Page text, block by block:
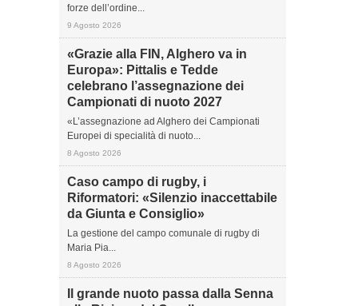
forze dell’ordine...
9 Agosto 2026
«Grazie alla FIN, Alghero va in
Europa»: Pittalis e Tedde
celebrano l’assegnazione dei
Campionati di nuoto 2027
«L’assegnazione ad Alghero dei Campionati
Europei di specialità di nuoto...
8 Agosto 2026
Caso campo di rugby, i
Riformatori: «Silenzio inaccettabile
da Giunta e Consiglio»
La gestione del campo comunale di rugby di
Maria Pia...
8 Agosto 2026
Il grande nuoto passa dalla Senna